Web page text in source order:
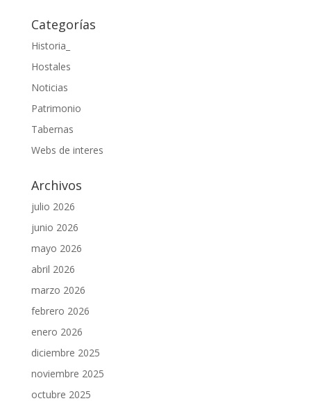
Categorías
Historia_
Hostales
Noticias
Patrimonio
Tabernas
Webs de interes
Archivos
julio 2026
junio 2026
mayo 2026
abril 2026
marzo 2026
febrero 2026
enero 2026
diciembre 2025
noviembre 2025
octubre 2025